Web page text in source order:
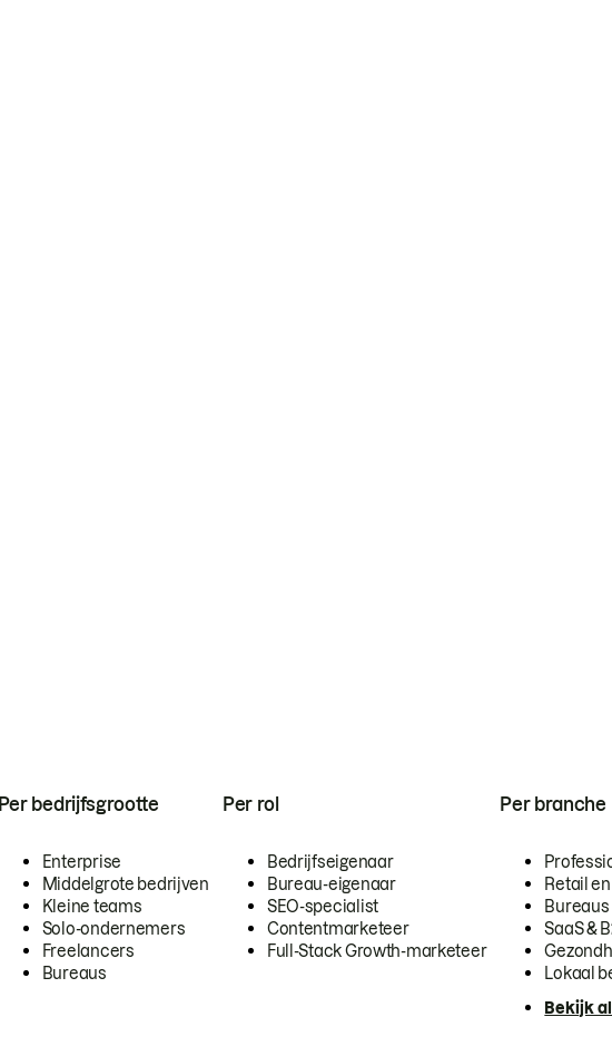
Per bedrijfsgrootte
Enterprise
Middelgrote bedrijven
Kleine teams
Solo-ondernemers
Freelancers
Bureaus
Per rol
Bedrijfseigenaar
Bureau-eigenaar
SEO-specialist
Contentmarketeer
Full-Stack Growth-marketeer
Per branche
Retail
Bureaus
SaaS &
Lokaal
Bekijk